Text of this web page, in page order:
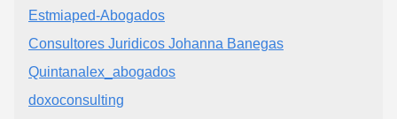
Estmiaped-Abogados
Consultores Juridicos Johanna Banegas
Quintanalex_abogados
doxoconsulting